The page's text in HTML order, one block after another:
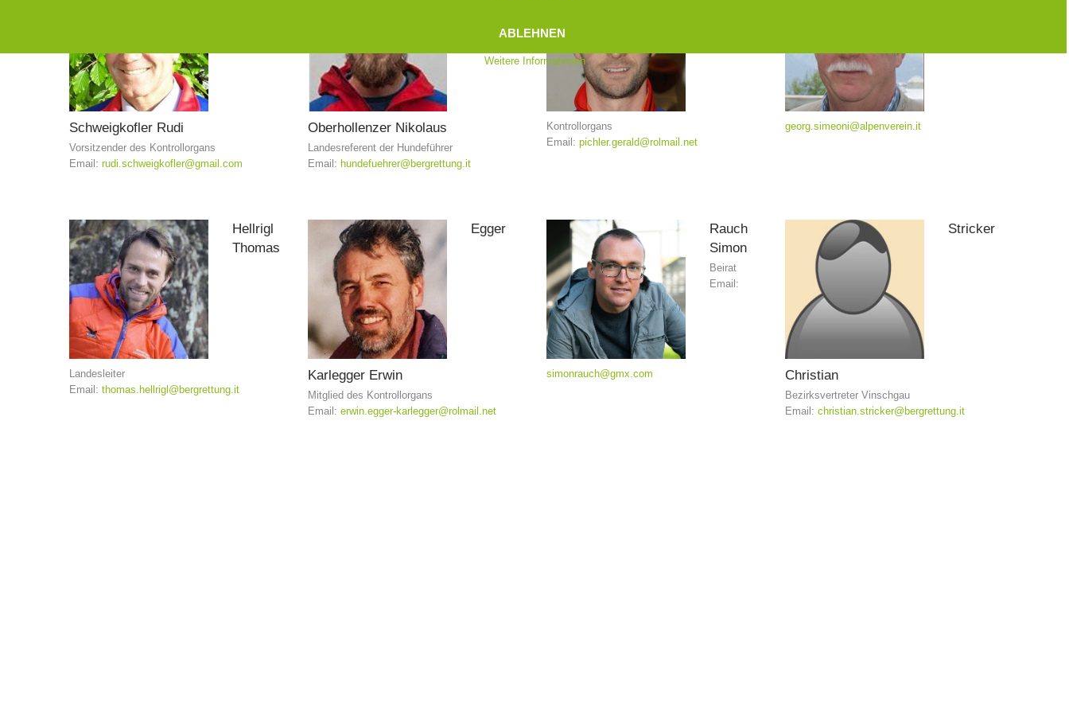
Schweigkofler Rudi
Vorsitzender des Kontrollorgans
Email: rudi.schweigkofler@gmail.com
Oberhollenzer Nikolaus
Landesreferent der Hundeführer
Email: hundefuehrer@bergrettung.it
Kontrollorgans
Email: pichler.gerald@rolmail.net
georg.simeoni@alpenverein.it
Hellrigl
Thomas
Landesleiter
Email: thomas.hellrigl@bergrettung.it
Egger
Karlegger Erwin
Mitglied des Kontrollorgans
Email: erwin.egger-karlegger@rolmail.net
Rauch
Simon
Beirat
Email:
simonrauch@gmx.com
Stricker
Christian
Bezirksvertreter Vinschgau
Email: christian.stricker@bergrettung.it
ABLEHNEN
Weitere Informationen